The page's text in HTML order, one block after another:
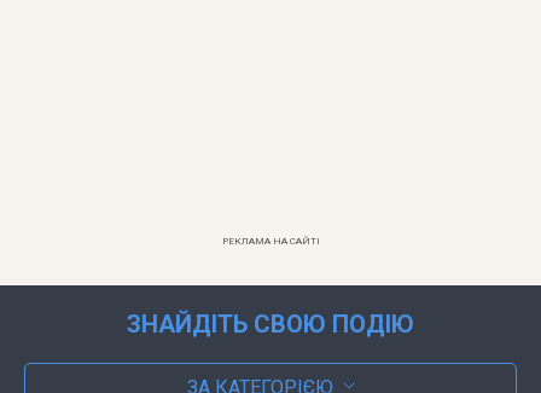
РЕКЛАМА НА САЙТІ
ЗНАЙДІТЬ СВОЮ ПОДІЮ
ЗА КАТЕГОРІЄЮ